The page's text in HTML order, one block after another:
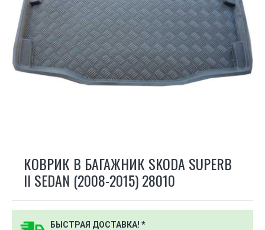
КОВРИК В БАГАЖНИК SKODA SUPERB
II SEDAN (2008-2015) 28010
БЫСТРАЯ ДОСТАВКА! *